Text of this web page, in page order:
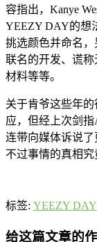
容指出，Kanye
YEEZY DAY的想
挑选颜色并命名
联名的开发、谎
材料等等。
关于肯爷这些年的
应，但经上次剑指
连带向媒体诉说了
不过事情的真相究
标签: YEEZY DAY
给这篇文章的